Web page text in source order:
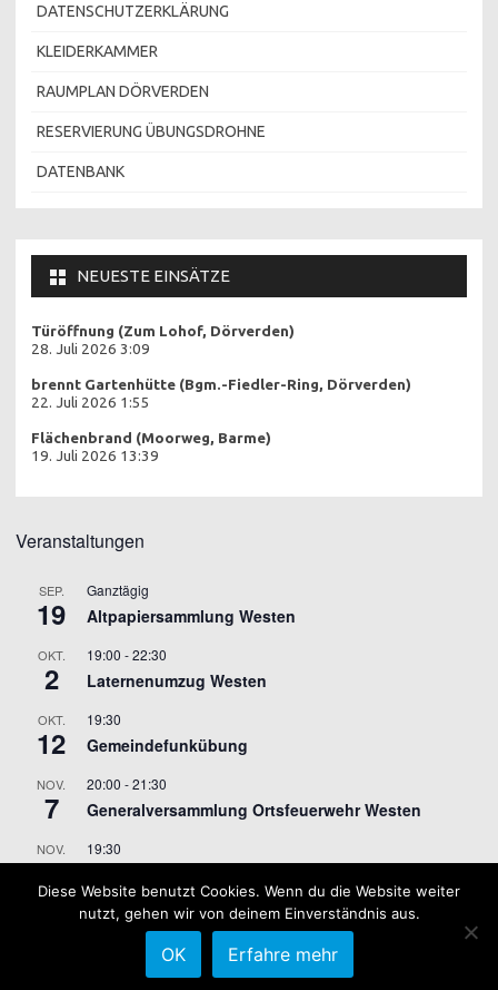
DATENSCHUTZERKLÄRUNG
KLEIDERKAMMER
RAUMPLAN DÖRVERDEN
RESERVIERUNG ÜBUNGSDROHNE
DATENBANK
NEUESTE EINSÄTZE
Türöffnung (Zum Lohof, Dörverden)
28. Juli 2026 3:09
brennt Gartenhütte (Bgm.-Fiedler-Ring, Dörverden)
22. Juli 2026 1:55
Flächenbrand (Moorweg, Barme)
19. Juli 2026 13:39
Veranstaltungen
SEP.
19
Ganztägig
Altpapiersammlung Westen
OKT.
2
19:00 -22:30
Laternenumzug Westen
OKT.
12
19:30
Gemeindefunkübung
NOV.
7
20:00 -21:30
Generalversammlung Ortsfeuerwehr Westen
NOV.
9
19:30
Kalender anzeigen
Diese Website benutzt Cookies. Wenn du die Website weiter
nutzt, gehen wir von deinem Einverständnis aus.
OK Erfahre mehr